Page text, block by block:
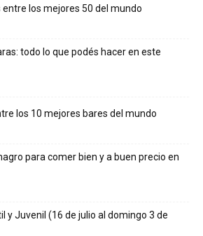
los mejores 50 del mundo
todo lo que podés hacer en este
los 10 mejores bares del mundo
para comer bien y a buen precio en
y Juvenil (16 de julio al domingo 3 de